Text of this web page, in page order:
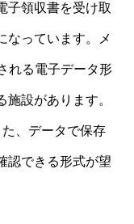
子領収書を受け取
なっています。メ
れる電子データ形
設があります。
、データで保存
認できる形式が望